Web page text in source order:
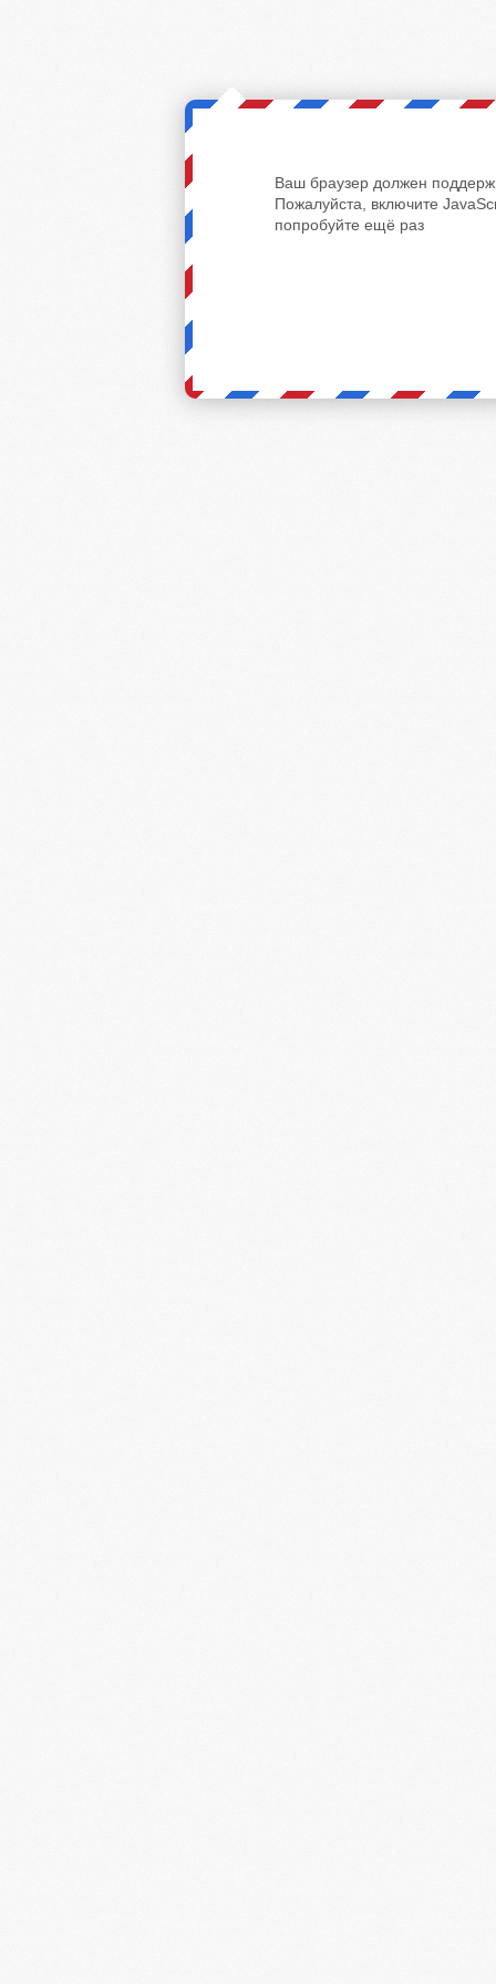
Ваш браузер должен
Пожалуйста, включите
попробуйте ещё раз